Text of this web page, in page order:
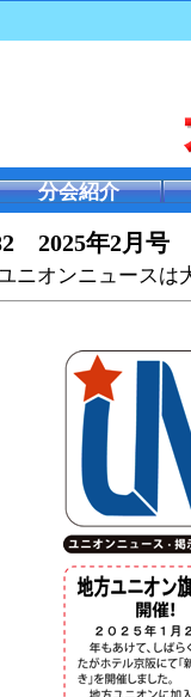
分会紹介
2025年2月号
ニオンニュースは